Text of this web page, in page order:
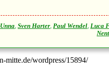
, Sven Harter, Paul Wendel, Luca
mitte.de/wordpress/15894/